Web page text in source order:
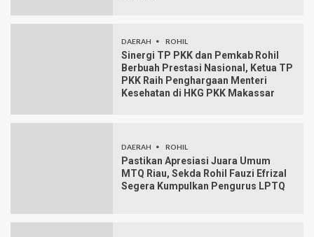
DAERAH ROHIL
Sinergi TP PKK dan Pemkab Rohil
Berbuah Prestasi Nasional, Ketua TP
PKK Raih Penghargaan Menteri
Kesehatan di HKG PKK Makassar
DAERAH ROHIL
Pastikan Apresiasi Juara Umum
MTQ Riau, Sekda Rohil Fauzi Efrizal
Segera Kumpulkan Pengurus LPTQ